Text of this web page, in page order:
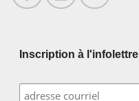
Inscription à l'infolettre